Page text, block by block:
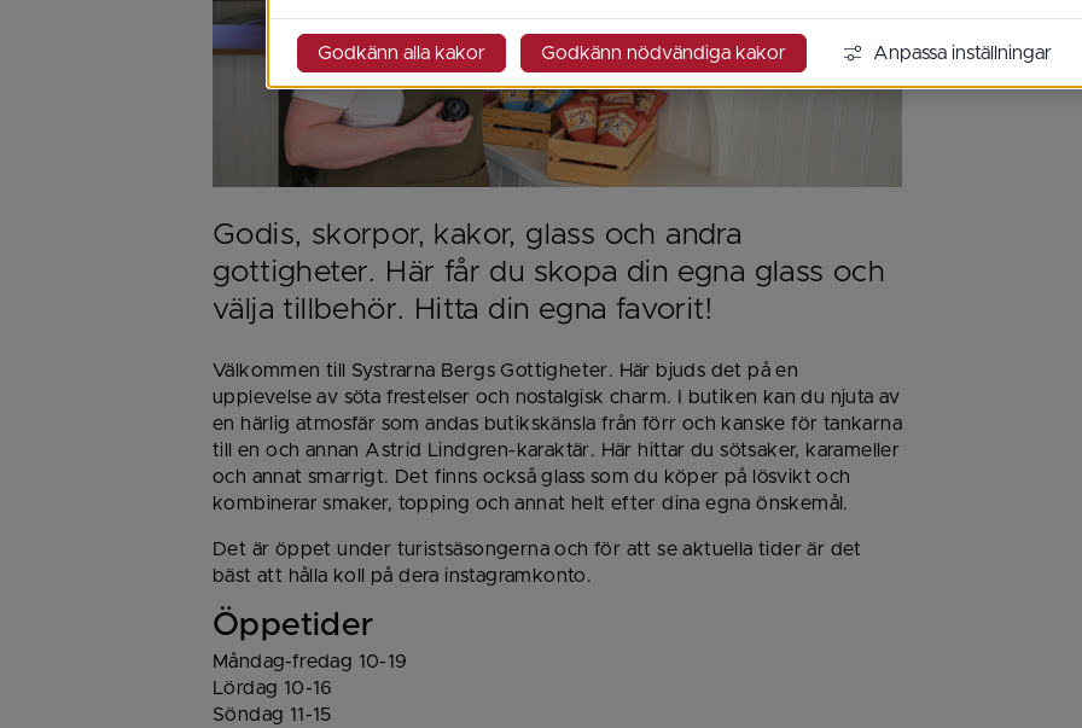
Godis, skorpor, kakor, glass och andra
gottigheter. Här får du skopa din egna glass och
välja tillbehör. Hitta din egna favorit!
Välkommen till Systrarna Bergs Gottigheter. Här bjuds det på en
upplevelse av söta frestelser och nostalgisk charm. I butiken kan du njuta av
en härlig atmosfär som andas butikskänsla från förr och kanske för tankarna
till en och annan Astrid Lindgren-karaktär. Här hittar du sötsaker, karameller
och annat smarrigt. Det finns också glass som du köper på lösvikt och
kombinerar smaker, topping och annat helt efter dina egna önskemål.
Det är öppet under turistsäsongerna och för att se aktuella tider är det
bäst att hålla koll på dera instagramkonto.
Öppetider
Måndag-fredag 10-19
Lördag 10-16
Söndag 11-15
Godkänn alla kakor Godkänn nödvändiga kakor Anpassa inställningar